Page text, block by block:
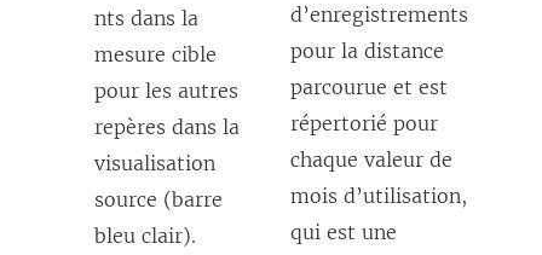
nts dans la
mesure cible
pour les autres
repères dans la
visualisation
source (barre
bleu clair).
d’enregistrements
pour la distance
parcourue et est
répertorié pour
chaque valeur de
mois d’utilisation,
qui est une